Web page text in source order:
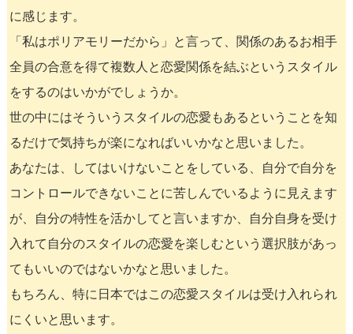
に感じます。
「私はポリアモリーだから」と言って、関係のあるお相手
全員の合意を得て複数人と恋愛関係を結ぶというスタイル
をするのはいかがでしょうか。
世の中にはそういうスタイルの恋愛もあるということを知
るだけで気持ちが楽になればいいかなと思いました。
あなたは、してはいけないことをしている、自分で自分を
コントロールできないことに苦しんでいるように見えます
が、自分の特性を活かしてと言いますか、自分自身を受け
入れて自分のスタイルの恋愛を楽しむという選択肢があっ
てもいいのではないかなと思いました。
もちろん、特に日本ではこの恋愛スタイルは受け入れられ
にくいと思います。